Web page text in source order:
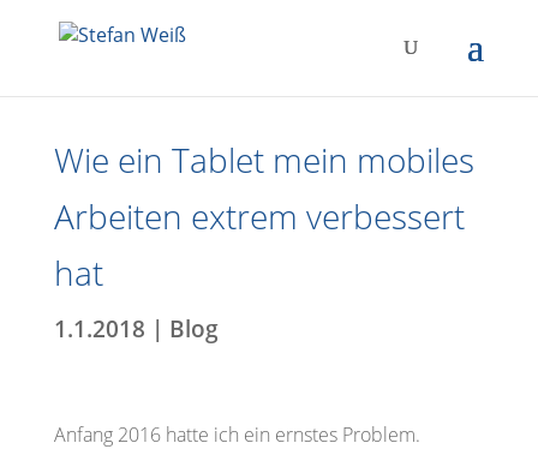
Wie ein Tablet mein mobiles
Arbeiten extrem verbessert
hat
1.1.2018 | Blog
Anfang 2016 hatte ich ein ernstes Problem.